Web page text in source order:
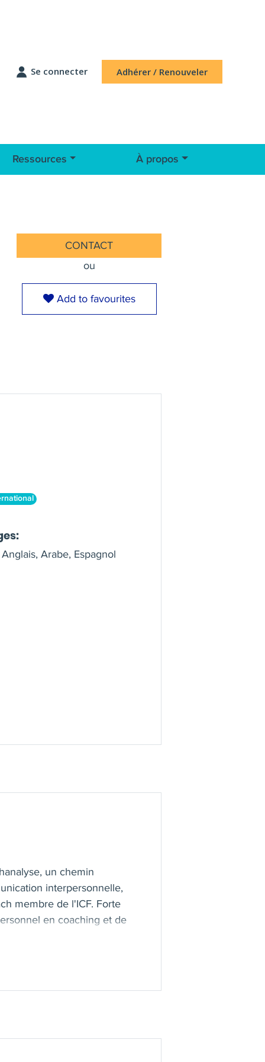
Se connecter Adhérer / Renouveler
Ressources À propos
CONTACT
ou
Add to favourites
Arabe, Espagnol
un chemin
interpersonnelle,
membre de l'ICF. Forte
en coaching et de